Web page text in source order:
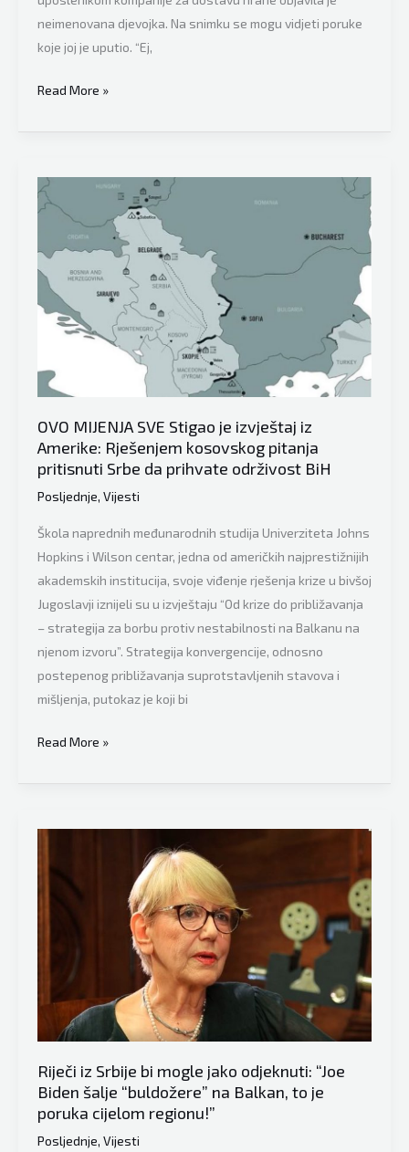
neimenovana djevojka. Na snimku se mogu vidjeti poruke
koje joj je uputio. “Ej,
Ovo
izazvalo
raspravu
na
mrežama
širom
Balkana:
Dostavljač
otpušten
što
je
poslao
poruku
djevojci
kojoj
donio
hranu
Read More »
OVO MIJENJA SVE Stigao je izvještaj iz
Amerike: Rješenjem kosovskog pitanja
pritisnuti Srbe da prihvate održivost BiH
Posljednje, Vijesti
Škola naprednih međunarodnih studija Univerziteta Johns
Hopkins i Wilson centar, jedna od američkih najprestižnijih
akademskih institucija, svoje viđenje rješenja krize u bivšoj
Jugoslavji iznijeli su u izvještaju “Od krize do približavanja
– strategija za borbu protiv nestabilnosti na Balkanu na
njenom izvoru”. Strategija konvergencije, odnosno
postepenog približavanja suprotstavljenih stavova i
mišljenja, putokaz je koji bi
OVO
SVE
pritisnuti
prihvate
održivost
BiH
Read More »
Riječi iz Srbije bi mogle jako odjeknuti: “Joe
Biden šalje “buldožere” na Balkan, to je
poruka cijelom regionu!”
Posljednje, Vijesti